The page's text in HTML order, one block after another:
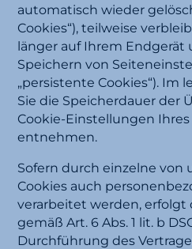
automatisch wieder
Cookies“), teilweise
länger auf Ihrem Endgerät
Speichern von
„persistente Cookies“). Im
Sie die Speicherdauer der
Cookie-Einstellungen
entnehmen.
Sofern durch einzelne von
Cookies auch
verarbeitet werden, erfolgt
gemäß Art. 6 Abs. 1 lit. b
Durchführung des